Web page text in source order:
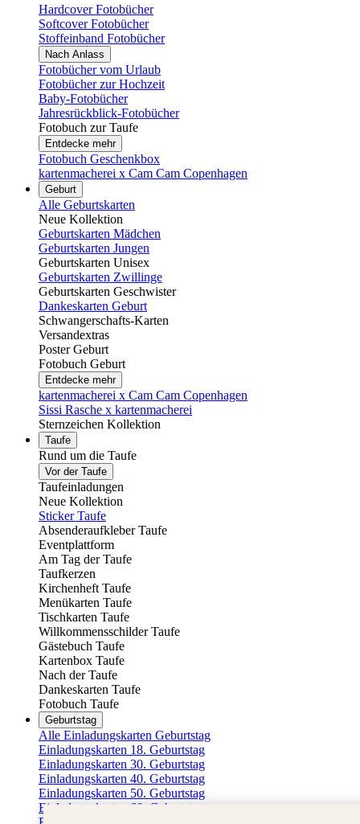
Hardcover Fotobücher
Softcover Fotobücher
Stoffeinband Fotobücher
Nach Anlass
Fotobücher vom Urlaub
Fotobücher zur Hochzeit
Baby-Fotobücher
Jahresrückblick-Fotobücher
Fotobuch zur Taufe
Entdecke mehr
Fotobuch Geschenkbox
kartenmacherei x Cam Cam Copenhagen
Geburt
Alle Geburtskarten
Neue Kollektion
Geburtskarten Mädchen
Geburtskarten Jungen
Geburtskarten Unisex
Geburtskarten Zwillinge
Geburtskarten Geschwister
Dankeskarten Geburt
Schwangerschafts-Karten
Versandextras
Poster Geburt
Fotobuch Geburt
Entdecke mehr
kartenmacherei x Cam Cam Copenhagen
Sissi Rasche x kartenmacherei
Sternzeichen Kollektion
Taufe
Rund um die Taufe
Vor der Taufe
Taufeinladungen
Neue Kollektion
Sticker Taufe
Absenderaufkleber Taufe
Eventplattform
Am Tag der Taufe
Taufkerzen
Kirchenheft Taufe
Menükarten Taufe
Tischkarten Taufe
Willkommensschilder Taufe
Gästebuch Taufe
Kartenbox Taufe
Nach der Taufe
Dankeskarten Taufe
Fotobuch Taufe
Geburtstag
Alle Einladungskarten Geburtstag
Einladungskarten 18. Geburtstag
Einladungskarten 30. Geburtstag
Einladungskarten 40. Geburtstag
Einladungskarten 50. Geburtstag
Einladungskarten 60. Geburtstag